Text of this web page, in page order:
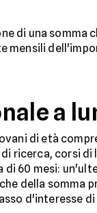
di una somma
mensili
a
di età
ricerca, corsi di
di 60 mesi:
della somma
d'interesse di